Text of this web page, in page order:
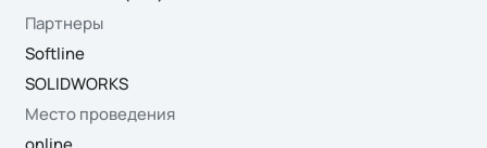
Партнеры
Softline
SOLIDWORKS
Место проведения
online